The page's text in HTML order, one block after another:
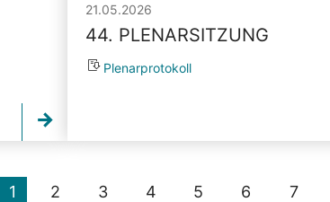
21.05.2026
44. PLENARSITZUNG
Plenarprotokoll
1 2 3 4 5 6 7